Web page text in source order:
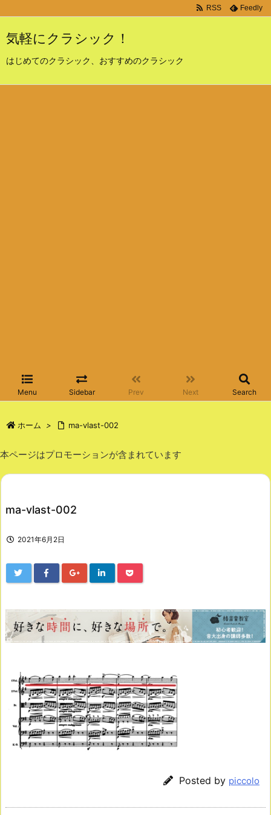
気軽にクラシック！
はじめてのクラシック、おすすめのクラシック
Menu Sidebar Prev Next Search
RSS Feedly
ホーム > ma-vlast-002
本ページはプロモーションが含まれています
ma-vlast-002
2021年6月2日
Posted by piccolo